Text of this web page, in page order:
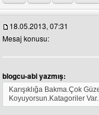
profilini görüntüle
18.05.2013, 07:31
Mesaj konusu:
blogcu-abi yazmış:
Karışıklığa Bakma.Çok
Koyuyorsun.Katagoriler